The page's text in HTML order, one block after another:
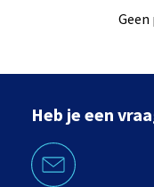
Heb je een